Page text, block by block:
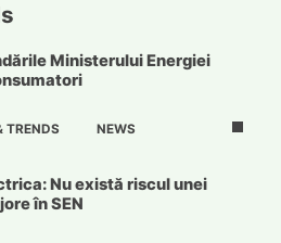
Ministerului Energiei
TRENDS NEWS
Nu există riscul unei
în SEN